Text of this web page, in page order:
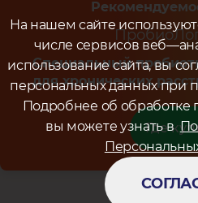
Специальный
для хронических
Где
На нашем сайте
числе сервисов
использование сайта, вы
персональных данных при
Подробнее об обработке
вы можете узнать в